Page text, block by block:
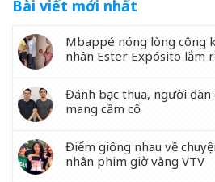
Bài viết mới nhất
Mbappé nóng lòng công
nhân Ester Expósito lắm
Đánh bạc thua, người
mang cầm cố
Điểm giống nhau về
nhân phim giờ vàng VTV